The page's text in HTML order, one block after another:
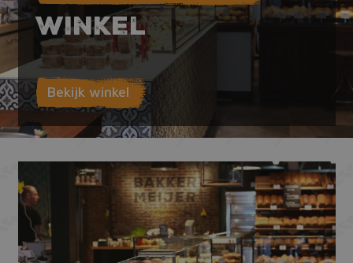
Winkel
Bekijk winkel